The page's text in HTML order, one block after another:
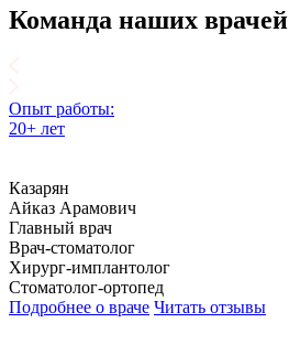
Команда наших врачей
Опыт работы:
20+ лет
Казарян
Айказ Арамович
Главный врач
Врач-стоматолог
Хирург-имплантолог
Стоматолог-ортопед
Подробнее о враче Читать отзывы